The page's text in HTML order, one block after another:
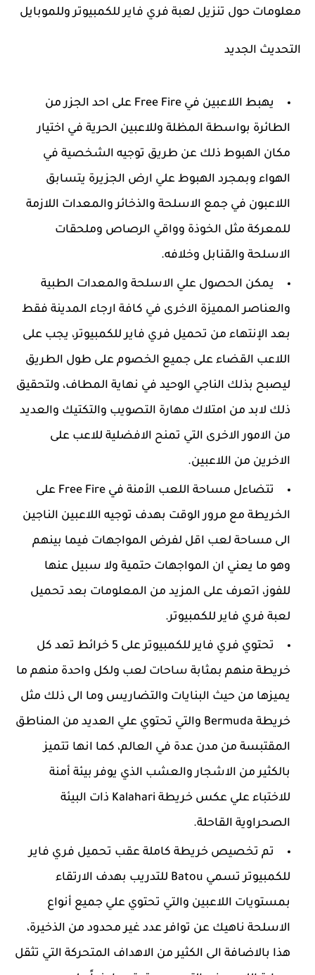
معلومات حول تنزيل لعبة فري فاير للكمبيوتر وللموبايل
التحديث الجديد
يهبط اللاعبين في Free Fire على احد الجزر من
الطائرة بواسطة المظلة وللاعبين الحرية في اختيار
مكان الهبوط ذلك عن طريق توجيه الشخصية في
الهواء وبمجرد الهبوط علي ارض الجزيرة يتسابق
اللاعبون في جمع الاسلحة والذخائر والمعدات اللازمة
للمعركة مثل الخوذة وواقي الرصاص وملحقات
الاسلحة والقنابل وخلافه.
يمكن الحصول علي الاسلحة والمعدات الطبية
والعناصر المميزة الاخرى في كافة ارجاء المدينة فقط
بعد الإنتهاء من تحميل فري فاير للكمبيوتر، يجب على
اللاعب القضاء على جميع الخصوم على طول الطريق
ليصبح بذلك الناجي الوحيد في نهاية المطاف، ولتحقيق
ذلك لابد من امتلاك مهارة التصويب والتكتيك والعديد
من الامور الاخرى التي تمنح الافضلية للاعب على
الاخرين من اللاعبين.
تتضاءل مساحة اللعب الأمنة في Free Fire على
الخريطة مع مرور الوقت بهدف توجيه اللاعبين الناجين
الى مساحة لعب اقل لفرض المواجهات فيما بينهم
وهو ما يعني ان المواجهات حتمية ولا سبيل عنها
للفوز، اتعرف على المزيد من المعلومات بعد تحميل
لعبة فري فاير للكمبيوتر.
تحتوي فري فاير للكمبيوتر على 5 خرائط تعد كل
خريطة منهم بمثابة ساحات لعب ولكل واحدة منهم ما
يميزها من حيث البنايات والتضاريس وما الى ذلك مثل
خريطة Bermuda والتي تحتوي علي العديد من المناطق
المقتبسة من مدن عدة في العالم، كما انها تتميز
بالكثير من الاشجار والعشب الذي يوفر بيئة أمنة
للاختباء علي عكس خريطة Kalahari ذات البيئة
الصحراوية القاحلة.
تم تخصيص خريطة كاملة عقب تحميل فري فاير
للكمبيوتر تسمي Batou للتدريب بهدف الارتقاء
بمستويات اللاعبين والتي تحتوي علي جميع أنواع
الاسلحة ناهيك عن توافر عدد غير محدود من الذخيرة،
هذا بالاضافة الى الكثير من الاهداف المتحركة التي تثقل